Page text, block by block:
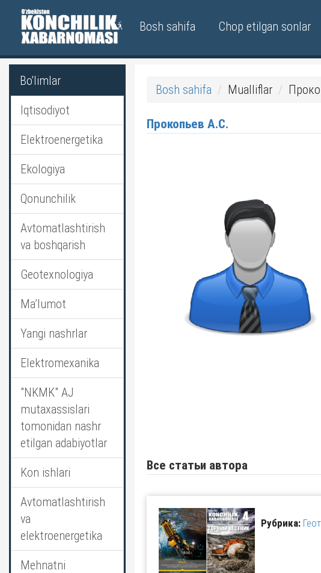
Bosh sahifa Chop etilgan sonlar
Bo'limlar
Iqtisodiyot
Elektroenergetika
Ekologiya
Qonunchilik
Avtomatlashtirish
va boshqarish
Geotexnologiya
Ma’lumot
Yangi nashrlar
Elektromexanika
"NKMK" AJ
mutaxassislari
tomonidan nashr
etilgan adabiyotlar
Kon ishlari
Avtomatlashtirish
va
elektroenergetika
Mehnatni
Bosh sahifa Mualliflar
Прокопьев А.С.
Все статьи автора
Рубрика: